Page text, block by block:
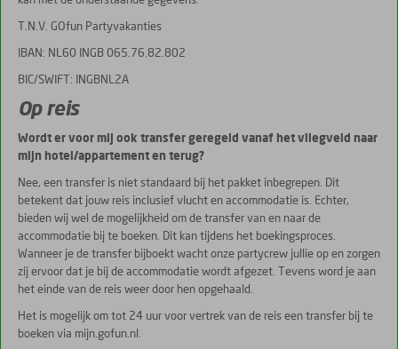
T.N.V. GOfun Partyvakanties
IBAN: NL60 INGB 065.76.82.802
BIC/SWIFT: INGBNL2A
Op reis
Wordt er voor mij ook transfer geregeld vanaf het vliegveld naar
mijn hotel/appartement en terug?
Nee, een transfer is niet standaard bij het pakket inbegrepen. Dit
betekent dat jouw reis inclusief vlucht en accommodatie is. Echter,
bieden wij wel de mogelijkheid om de transfer van en naar de
accommodatie bij te boeken. Dit kan tijdens het boekingsproces.
Wanneer je de transfer bijboekt wacht onze partycrew jullie op en zorgen
zij ervoor dat je bij de accommodatie wordt afgezet. Tevens word je aan
het einde van de reis weer door hen opgehaald.
Het is mogelijk om tot 24 uur voor vertrek van de reis een transfer bij te
boeken via mijn.gofun.nl.